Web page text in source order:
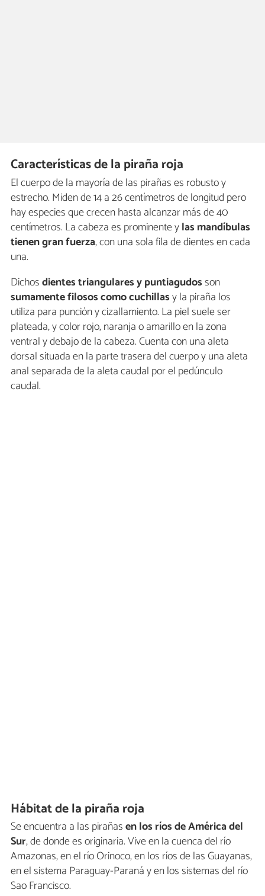
Características de la piraña roja
El cuerpo de la mayoría de las pirañas es robusto y
estrecho. Miden de 14 a 26 centímetros de longitud pero
hay especies que crecen hasta alcanzar más de 40
centímetros. La cabeza es prominente ylas mandíbulas
tienen gran fuerza, con una sola fila de dientes en cada
una.
Dichosdientes triangulares y puntiagudosson
sumamente filosos como cuchillasy la piraña los
utiliza para punción y cizallamiento. La piel suele ser
plateada, y color rojo, naranja o amarillo en la zona
ventral y debajo de la cabeza. Cuenta con una aleta
dorsal situada en la parte trasera del cuerpo y una aleta
anal separada de la aleta caudal por el pedúnculo
caudal.
Hábitat de la piraña roja
Se encuentra a las pirañasen los ríos de América del
Sur, de donde es originaria. Vive en la cuenca del río
Amazonas, en el río Orinoco, en los ríos de las Guayanas,
en el sistema Paraguay-Paraná y en los sistemas del río
Sao Francisco.